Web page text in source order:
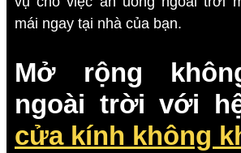
mái ngay tại nhà của bạn.
Mở rộng
ngoài trời với
cửa kính không